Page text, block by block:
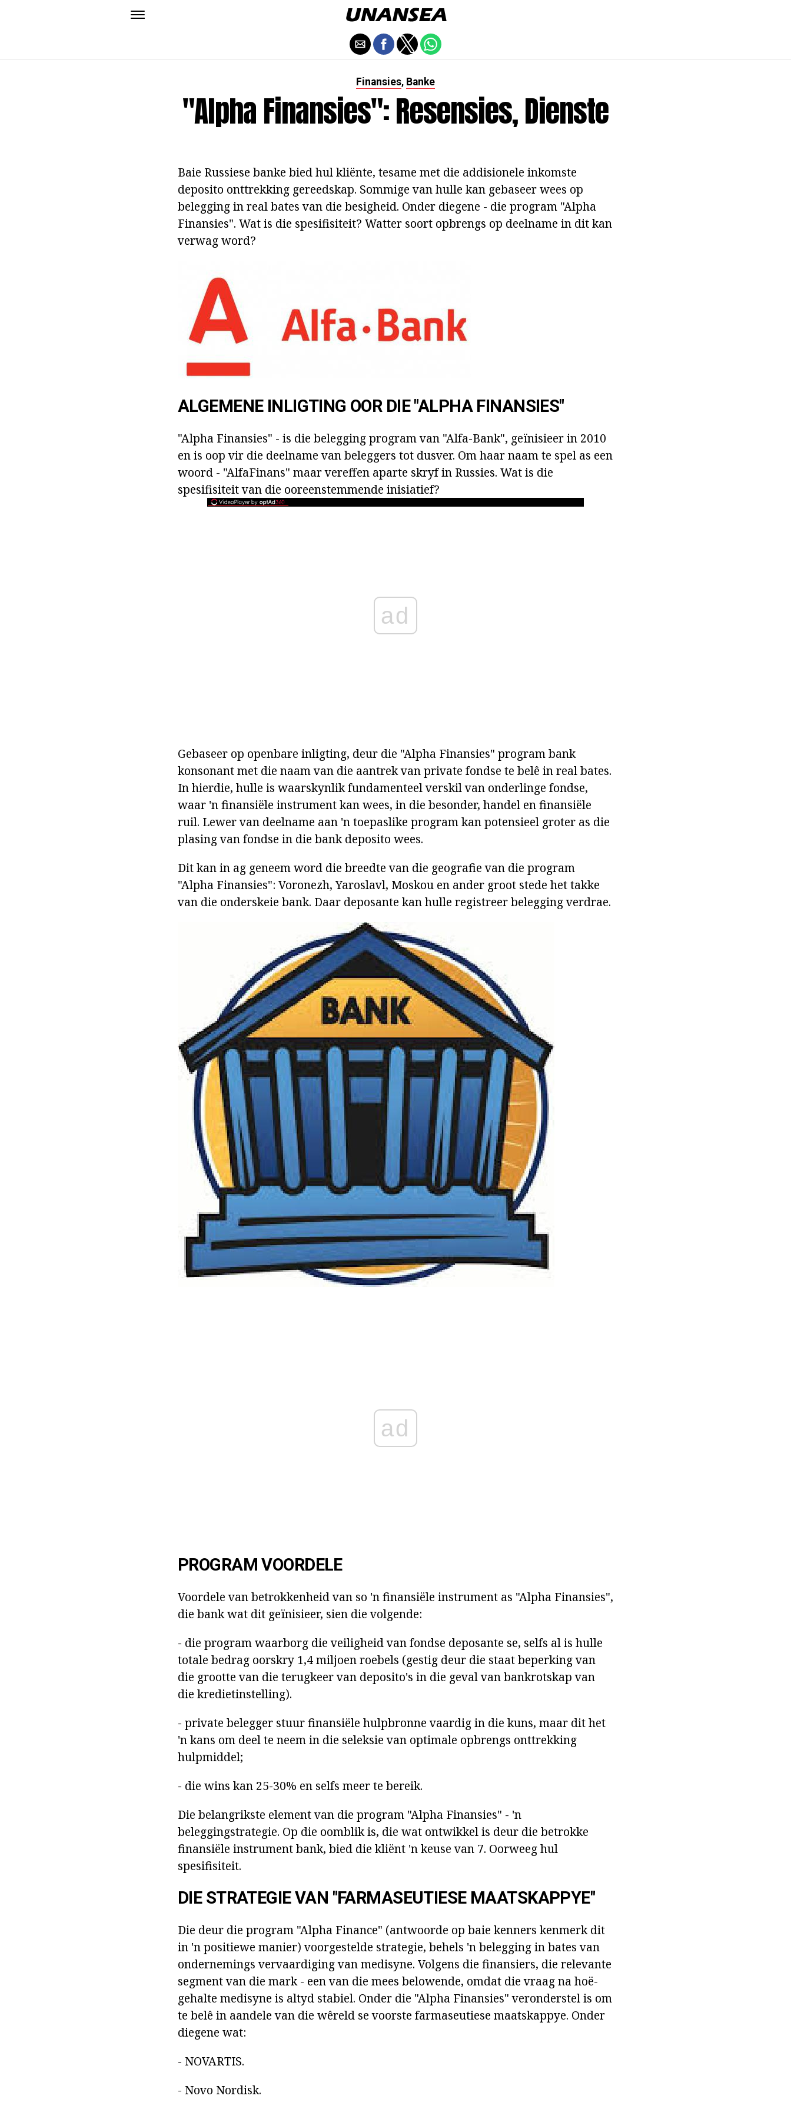
Finansies, Banke
"Alpha Finansies": Resensies, Dienste
Baie Russiese banke bied hul kliënte, tesame met die addisionele inkomste
deposito onttrekking gereedskap. Sommige van hulle kan gebaseer wees op
belegging in real bates van die besigheid. Onder diegene - die program "Alpha
Finansies". Wat is die spesifisiteit? Watter soort opbrengs op deelname in dit kan
verwag word?
ALGEMENE INLIGTING OOR DIE "ALPHA FINANSIES"
"Alpha Finansies" - is die belegging program van "Alfa-Bank", geïnisieer in 2010
en is oop vir die deelname van beleggers tot dusver. Om haar naam te spel as een
woord - "AlfaFinans" maar vereffen aparte skryf in Russies. Wat is die
spesifisiteit van die ooreenstemmende inisiatief?
ad
Gebaseer op openbare inligting, deur die "Alpha Finansies" program bank
konsonant met die naam van die aantrek van private fondse te belê in real bates.
In hierdie, hulle is waarskynlik fundamenteel verskil van onderlinge fondse,
waar 'n finansiële instrument kan wees, in die besonder, handel en finansiële
ruil. Lewer van deelname aan 'n toepaslike program kan potensieel groter as die
plasing van fondse in die bank deposito wees.
Dit kan in ag geneem word die breedte van die geografie van die program
"Alpha Finansies": Voronezh, Yaroslavl, Moskou en ander groot stede het takke
van die onderskeie bank. Daar deposante kan hulle registreer belegging verdrae.
ad
PROGRAM VOORDELE
Voordele van betrokkenheid van so 'n finansiële instrument as "Alpha Finansies",
die bank wat dit geïnisieer, sien die volgende:
- die program waarborg die veiligheid van fondse deposante se, selfs al is hulle
totale bedrag oorskry 1,4 miljoen roebels (gestig deur die staat beperking van
die grootte van die terugkeer van deposito's in die geval van bankrotskap van
die kredietinstelling).
- private belegger stuur finansiële hulpbronne vaardig in die kuns, maar dit het
'n kans om deel te neem in die seleksie van optimale opbrengs onttrekking
hulpmiddel;
- die wins kan 25-30% en selfs meer te bereik.
Die belangrikste element van die program "Alpha Finansies" - 'n
beleggingstrategie. Op die oomblik is, die wat ontwikkel is deur die betrokke
finansiële instrument bank, bied die kliënt 'n keuse van 7. Oorweeg hul
spesifisiteit.
DIE STRATEGIE VAN "FARMASEUTIESE MAATSKAPPYE"
Die deur die program "Alpha Finance" (antwoorde op baie kenners kenmerk dit
in 'n positiewe manier) voorgestelde strategie, behels 'n belegging in bates van
ondernemings vervaardiging van medisyne. Volgens die finansiers, die relevante
segment van die mark - een van die mees belowende, omdat die vraag na hoë-
gehalte medisyne is altyd stabiel. Onder die "Alpha Finansies" veronderstel is om
te belê in aandele van die wêreld se voorste farmaseutiese maatskappye. Onder
diegene wat:
- NOVARTIS.
- Novo Nordisk.